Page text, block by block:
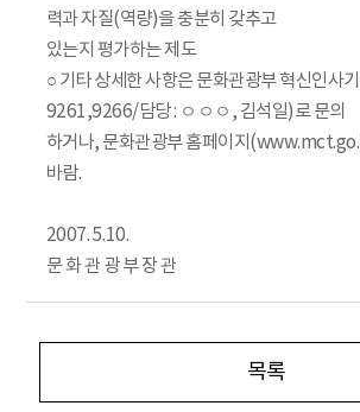
력과 자질(역량)을 충분히 갖추고
있는지 평가하는 제도
○ 기타 상세한 사항은 문화관광부 혁신인사
9261,9266/담당 : ㅇㅇㅇ, 김석일)로 문의
하거나, 문화관광부 홈페이지
바람.
2007. 5.10.
문 화 관 광 부 장 관
목록